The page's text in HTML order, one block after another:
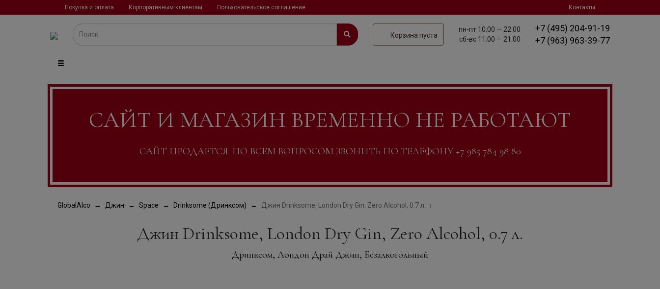
Покупка и оплата Корпоративным клиентам Пользовательское соглашение Контакты
Корзина пуста
пн-пт 10:00 — 22:00
сб-вс 11:00 — 21:00
+7 (495) 204-91-19
+7 (963) 963-39-77
САЙТ И МАГАЗИН ВРЕМЕННО НЕ РАБОТАЮТ
САЙТ ПРОДАЕТСЯ. ПО ВСЕМ ВОПРОСОМ ЗВОНИТЬ ПО ТЕЛЕФОНУ +7 985 784 98 80
GlobalAlco Джин Space Drinksome (Дринксом) Джин Drinksome, London Dry Gin, Zero Alcohol, 0.7 л.
Джин Drinksome, London Dry Gin, Zero Alcohol, 0.7 л.
Дринксом, Лондон Драй Джин, Безалкогольный